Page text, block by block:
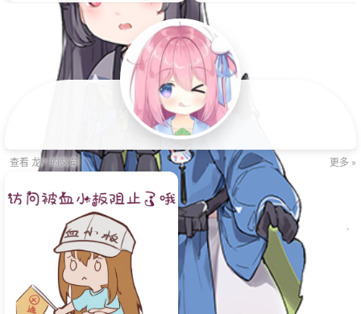
查看 龙P 的文章 更多 »